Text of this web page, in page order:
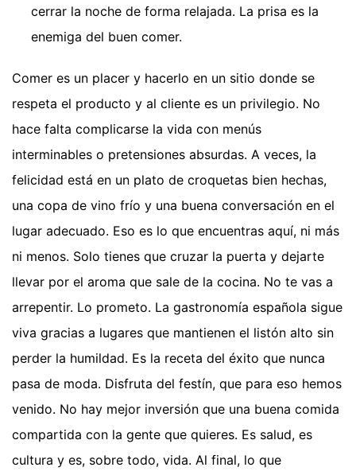
cerrar la noche de forma relajada. La prisa es la
enemiga del buen comer.
Comer es un placer y hacerlo en un sitio donde se
respeta el producto y al cliente es un privilegio. No
hace falta complicarse la vida con menús
interminables o pretensiones absurdas. A veces, la
felicidad está en un plato de croquetas bien hechas,
una copa de vino frío y una buena conversación en el
lugar adecuado. Eso es lo que encuentras aquí, ni más
ni menos. Solo tienes que cruzar la puerta y dejarte
llevar por el aroma que sale de la cocina. No te vas a
arrepentir. Lo prometo. La gastronomía española sigue
viva gracias a lugares que mantienen el listón alto sin
perder la humildad. Es la receta del éxito que nunca
pasa de moda. Disfruta del festín, que para eso hemos
venido. No hay mejor inversión que una buena comida
compartida con la gente que quieres. Es salud, es
cultura y es, sobre todo, vida. Al final, lo que